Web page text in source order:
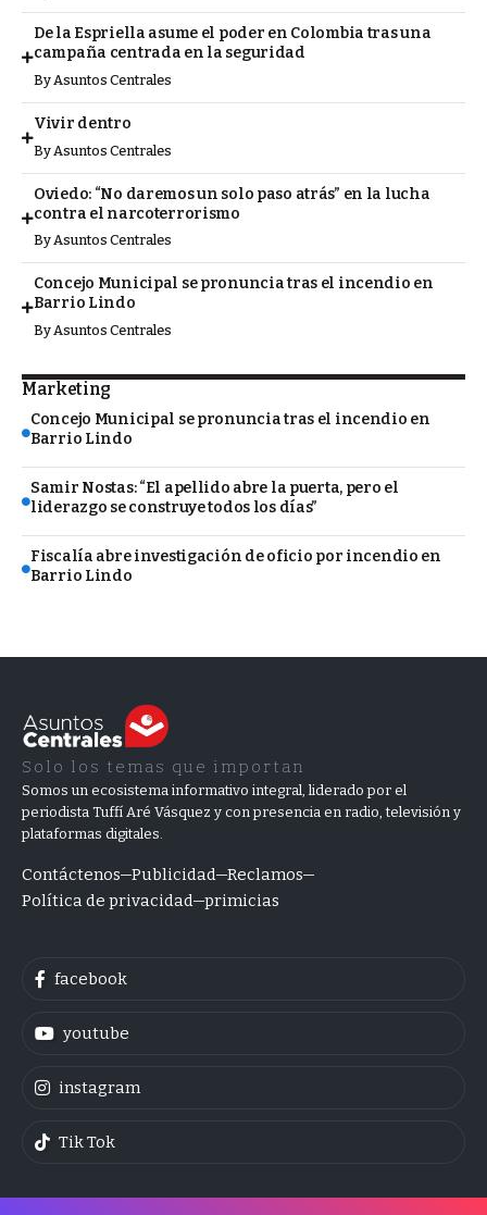
De la Espriella asume el poder en Colombia tras una
campaña centrada en la seguridad
ByAsuntos Centrales
Vivir dentro
By Asuntos Centrales
Oviedo: “No daremos un solo paso atrás” en la lucha
contra el narcoterrorismo
ByAsuntos Centrales
Concejo Municipal se pronuncia tras el incendio en
Barrio Lindo
ByAsuntos Centrales
Marketing
Concejo Municipal se pronuncia tras el incendio en
Barrio Lindo
Samir Nostas: “El apellido abre la puerta, pero el
liderazgo se construye todos los días”
Fiscalía abre investigación de oficio por incendio en
Barrio Lindo
Solo los temas que importan
Somos un ecosistema informativo integral, liderado por el
periodista Tuffí Aré Vásquez y con presencia en radio, televisión y
plataformas digitales.
Contáctenos Publicidad Reclamos
Política de privacidad primicias
facebook
youtube
instagram
Tik Tok